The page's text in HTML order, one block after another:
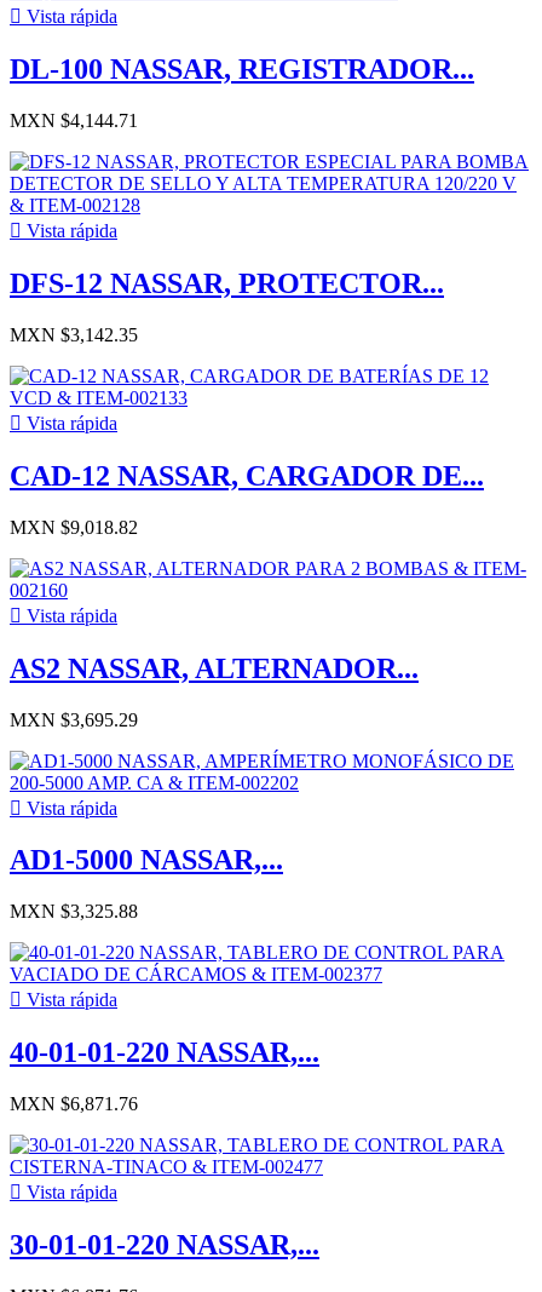
 Vista rápida
DL-100 NASSAR, REGISTRADOR...
MXN $4,144.71
 Vista rápida
DFS-12 NASSAR, PROTECTOR...
MXN $3,142.35
 Vista rápida
CAD-12 NASSAR, CARGADOR DE...
MXN $9,018.82
 Vista rápida
AS2 NASSAR, ALTERNADOR...
MXN $3,695.29
 Vista rápida
AD1-5000 NASSAR,...
MXN $3,325.88
 Vista rápida
40-01-01-220 NASSAR,...
MXN $6,871.76
 Vista rápida
30-01-01-220 NASSAR,...